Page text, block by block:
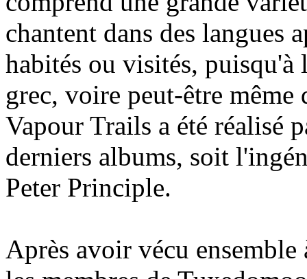
chantent dans des langues
habités ou visités,
grec, voire peut-être même
Vapour Trails a été réalisé
derniers albums, soit
Peter Principle.
Après avoir vécu